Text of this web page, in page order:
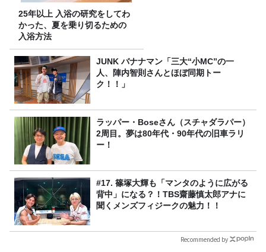
25年以上 入浴の研究をしてわ
かった、夏を乗り切るための
入浴方法
JUNK バナナマン「三大“小MC”の一
人、陣内智則さんとほぼ同期トー
ク！！」
ラッパー・Boseさん（スチャダラパー）
2周目。夢は80年代・90年代の旧車ラリ
ー！
#17. 篠塚大輝も「マンタのように広がる
背中」になる？！TBS齋藤慎太郎アナに
聞くメンズフィジークの魅力！！
Recommended by